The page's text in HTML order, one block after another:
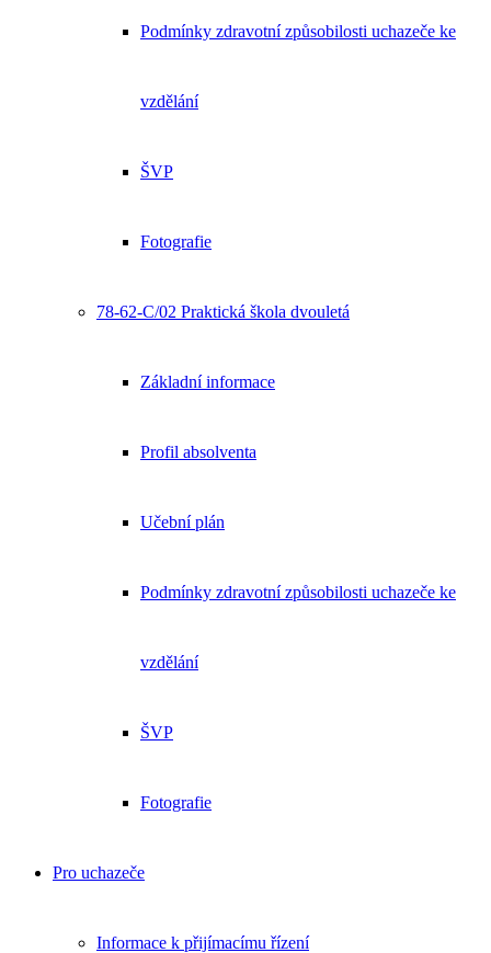
Podmínky zdravotní způsobilosti uchazeče ke
vzdělání
ŠVP
Fotografie
78-62-C/02 Praktická škola dvouletá
Základní informace
Profil absolventa
Učební plán
Podmínky zdravotní způsobilosti uchazeče ke
vzdělání
ŠVP
Fotografie
Pro uchazeče
Informace k přijímacímu řízení